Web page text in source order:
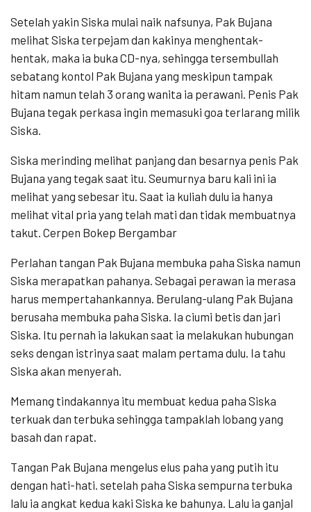
Setelah yakin Siska mulai naik nafsunya, Pak Bujana
melihat Siska terpejam dan kakinya menghentak-
hentak, maka ia buka CD-nya, sehingga tersembullah
sebatang kontol Pak Bujana yang meskipun tampak
hitam namun telah 3 orang wanita ia perawani. Penis Pak
Bujana tegak perkasa ingin memasuki goa terlarang milik
Siska.
Siska merinding melihat panjang dan besarnya penis Pak
Bujana yang tegak saat itu. Seumurnya baru kali ini ia
melihat yang sebesar itu. Saat ia kuliah dulu ia hanya
melihat vital pria yang telah mati dan tidak membuatnya
takut. Cerpen Bokep Bergambar
Perlahan tangan Pak Bujana membuka paha Siska namun
Siska merapatkan pahanya. Sebagai perawan ia merasa
harus mempertahankannya. Berulang-ulang Pak Bujana
berusaha membuka paha Siska. Ia ciumi betis dan jari
Siska. Itu pernah ia lakukan saat ia melakukan hubungan
seks dengan istrinya saat malam pertama dulu. Ia tahu
Siska akan menyerah.
Memang tindakannya itu membuat kedua paha Siska
terkuak dan terbuka sehingga tampaklah lobang yang
basah dan rapat.
Tangan Pak Bujana mengelus elus paha yang putih itu
dengan hati-hati. setelah paha Siska sempurna terbuka
lalu ia angkat kedua kaki Siska ke bahunya. Lalu ia ganjal